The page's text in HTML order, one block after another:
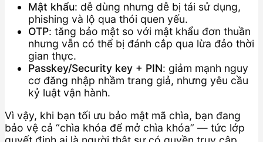
Mật khẩu: dễ dùng nhưng dễ bị tái sử dụng,
phishing và lộ qua thói quen yếu.
OTP: tăng bảo mật so với mật khẩu đơn thuần
nhưng vẫn có thể bị đánh cắp qua lừa đảo thời
gian thực.
Passkey/Security key + PIN: giảm mạnh nguy
cơ đăng nhập nhầm trang giả, nhưng yêu cầu
kỷ luật vận hành.
Vì vậy, khi bạn tối ưu bảo mật mã chìa, bạn đang
bảo vệ cả “chìa khóa để mở chìa khóa” — tức lớp